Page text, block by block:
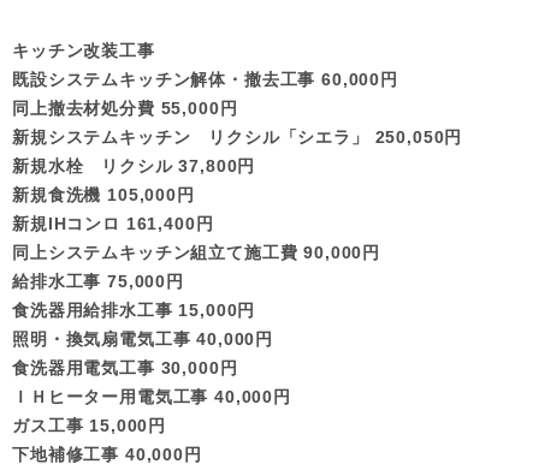
キッチン改装工事
既設システムキッチン解体・撤去工事 60,000円
同上撤去材処分費 55,000円
新規システムキッチン リクシル「シエラ」 250,050円
新規水栓 リクシル 37,800円
新規食洗機 105,000円
新規IHコンロ 161,400円
同上システムキッチン組立て施工費 90,000円
給排水工事 75,000円
食洗器用給排水工事 15,000円
照明・換気扇電気工事 40,000円
食洗器用電気工事 30,000円
ＩＨヒーター用電気工事 40,000円
ガス工事 15,000円
下地補修工事 40,000円